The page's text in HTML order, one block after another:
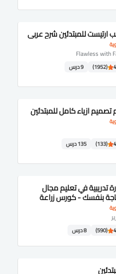
للمبتدئين شرح عربى
Flawless with
(1952) 9 درس
ازياء كامل للمبتدئين
(133) 135 درس
في تعليم مجال
بنفسك - كورس زراعة
(590) 8 درس